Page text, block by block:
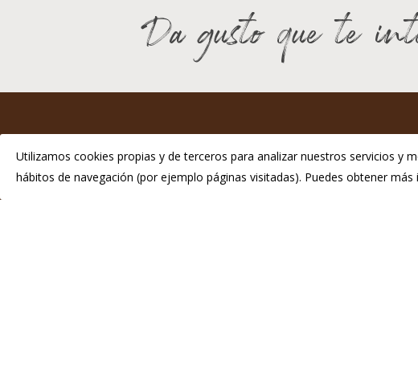
Da gusto que te
C.P.E.
Pol. Ind.
Utilizamos cookies propias y de terceros para analizar nuestros servicios y
hábitos de navegación (por ejemplo páginas visitadas). Puedes obtener